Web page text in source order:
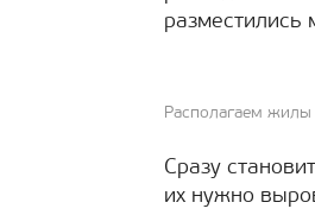
Располагаем жилы
Сразу
их нужно